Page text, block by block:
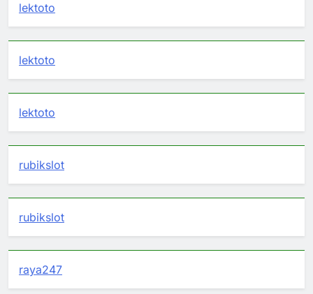
lektoto
lektoto
lektoto
rubikslot
rubikslot
raya247